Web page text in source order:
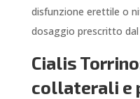
disfunzione erettile o
dosaggio prescritto dal
Cialis
collaterali e